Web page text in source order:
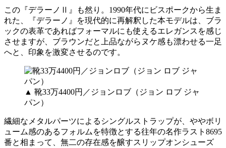
この『デラーノⅡ』も然り。1990年代にビスポークから生ま
れた、『デラーノ』を現代的に再解釈した本モデルは、ブラ
ックの表革であればフォーマルにも使えるエレガンスを感じ
させますが、ブラウンだと上品ながらヌケ感も漂わせる一足
へと、印象を激変させるのです。
▲ 靴33万4400円／ジョンロブ（ジョン ロブ ジャ
パン）
繊細なメタルパーツによるシングルストラップが、ややボリ
ューム感のあるフォルムを特徴とする往年の名作ラスト8695
番と相まって、無二の存在感を醸すスリップオンシューズ